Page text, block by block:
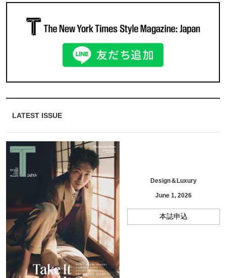
LATEST ISSUE
Design＆Luxury
June 1, 2026
本誌申込